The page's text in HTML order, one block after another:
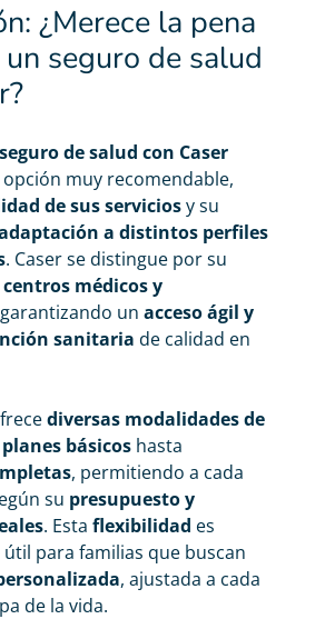
¿Merece la pena
seguro de salud
de salud con Caser
muy recomendable,
de sus serviciosy su
a distintos perfiles
. Caser se distingue por su
médicos y
un acceso ágil y
sanitaria de calidad en
diversas modalidades de
planes básicos hasta
, permitiendo a cada
su presupuesto y
. Esta flexibilidad es
para familias que buscan
, ajustada a cada
de la vida.